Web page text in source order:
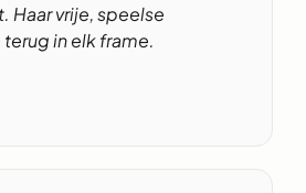
Haar vrije, speelse
in elk frame.